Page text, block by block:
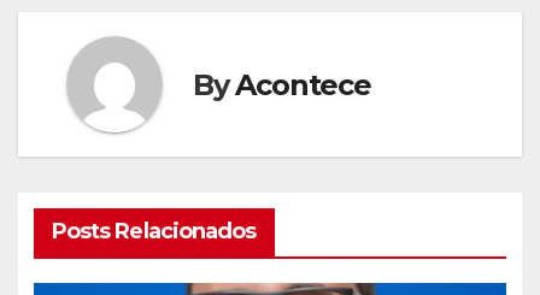
ByAcontece
Posts Relacionados